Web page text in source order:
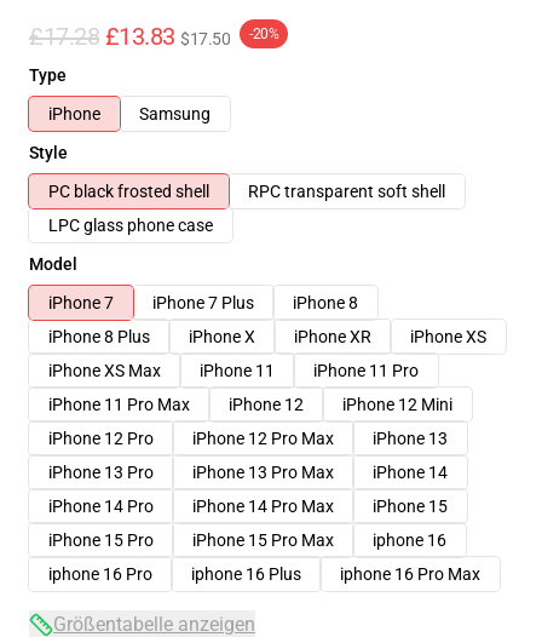
£17.28 £13.83 $17.50 -20%
Type
iPhone
Samsung
Style
PC black frosted shell
RPC transparent soft shell
LPC glass phone case
Model
iPhone 7
iPhone 7 Plus
iPhone 8
iPhone 8 Plus
iPhone X iPhone XR
iPhone XS
iPhone XS Max
iPhone 11
iPhone 11 Pro
iPhone 11 Pro Max
iPhone 12
iPhone 12 Mini
iPhone 12 Pro
iPhone 12 Pro Max
iPhone 13
iPhone 13 Pro
iPhone 13 Pro Max
iPhone 14
iPhone 14 Pro
iPhone 14 Pro Max
iPhone 15
iPhone 15 Pro
iPhone 15 Pro Max
iphone 16
iphone 16 Pro
iphone 16 Plus iphone 16 Pro Max
Größentabelle anzeigen